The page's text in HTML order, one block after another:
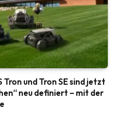
Tron und Tron SE sind jetzt
neu definiert – mit der